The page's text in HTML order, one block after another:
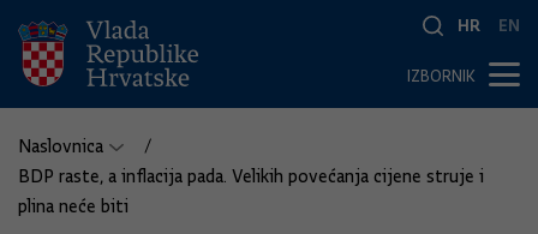
HR EN
IZBORNIK
Naslovnica
BDP raste, a inflacija pada. Velikih povećanja cijene struje i
plina neće biti